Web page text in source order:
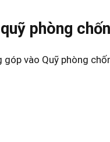
phòng
vào Quỹ phòng